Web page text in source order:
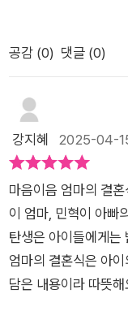
그리고 다시 돌아가
그때부터 다온이는
매던 다온이는 그때
고 그 둘의 도움으로
와 민혁이는 새로 사
둘의 마음을 조금씩
했어요. 사실 민혁이
었고 말이죠새로운
확인할 수 있었어요
경험할 수 있도록 더
저씨의 아들 일정은
아리지 못한다고 느
봐 걱정이 되는데, 어
그 아저씨의 아들인
황에서 홀로 이 결합
찾지만, 그곳에서 동
건을 계기로 다온이
각하게 되요. 더욱이
와의 대화를 통해 새
하지 않는다는 것을
공감 (0) 댓글 (0)
강지혜 2025-04-
마음이음 엄마의 결
이 엄마, 민혁이 아빠
탄생은 아이들에게는
엄마의 결혼식은 아
담은 내용이라 따뜻